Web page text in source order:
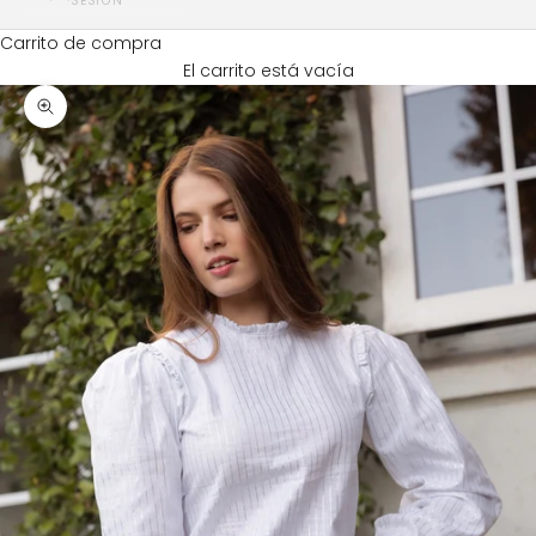
Carrito de compra
El carrito está vacía
Zoom